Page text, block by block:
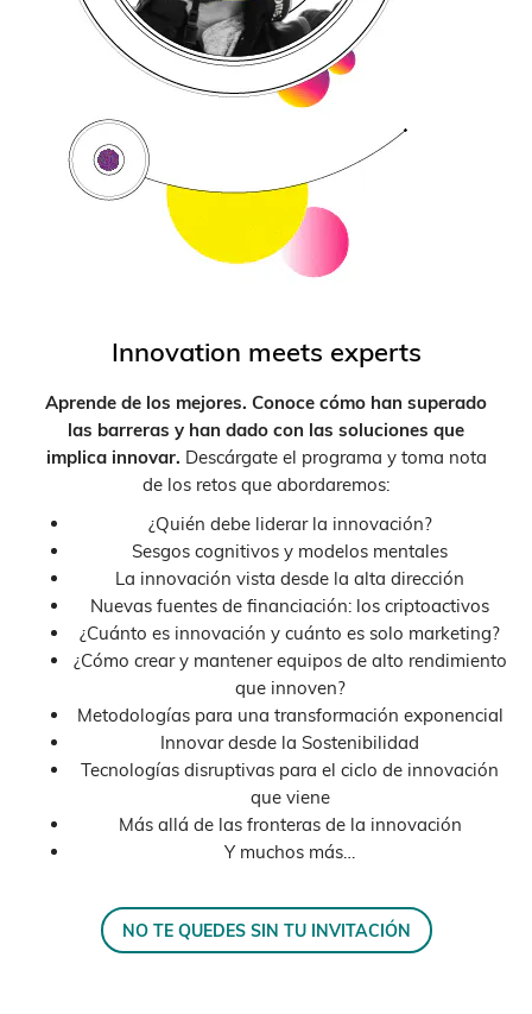
Innovation meets experts
Aprende de los mejores. Conoce cómo han superado
las barreras y han dado con las soluciones que
implica innovar. Descárgate el programa y toma nota
de los retos que abordaremos:
¿Quién debe liderar la innovación?
Sesgos cognitivos y modelos mentales
La innovación vista desde la alta dirección
Nuevas fuentes de financiación: los criptoactivos
¿Cuánto es innovación y cuánto es solo marketing?
¿Cómo crear y mantener equipos de alto rendimiento
que innoven?
Metodologías para una transformación exponencial
Innovar desde la Sostenibilidad
Tecnologías disruptivas para el ciclo de innovación
que viene
Más allá de las fronteras de la innovación
Y muchos más…
NO TE QUEDES SIN TU INVITACIÓN